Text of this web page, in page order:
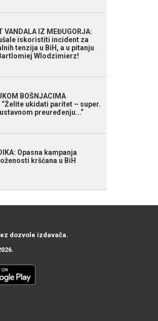
VANDALA IZ MEĐUGORJA:
iskoristiti incident za
tenzija u BiH, a u pitanju
Wlodzimierz!
BOŠNJACIMA
“Želite ukidati paritet – super.
preuređenju...“
Opasna kampanja
kršćana u BiH
dozvole izdavača.